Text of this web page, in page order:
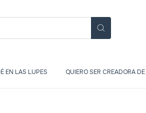
EN LAS LUPES QUIERO SER CREADORA